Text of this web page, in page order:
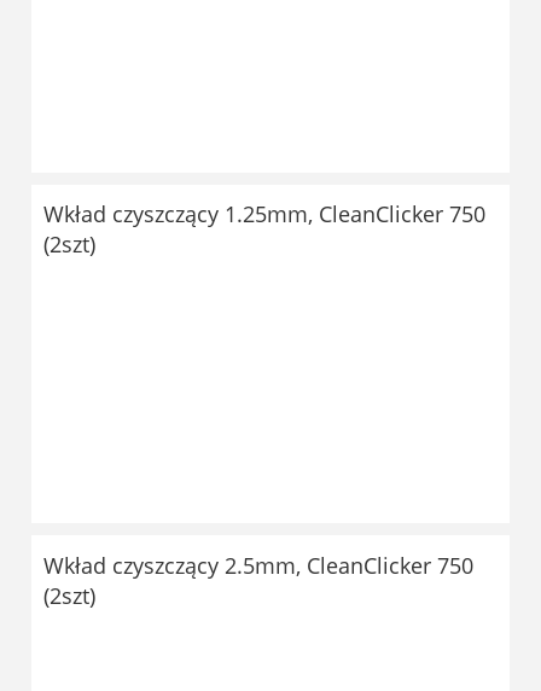
Wkład czyszczący 1.25mm, CleanClicker 750
(2szt)
Wkład czyszczący 2.5mm, CleanClicker 750
(2szt)